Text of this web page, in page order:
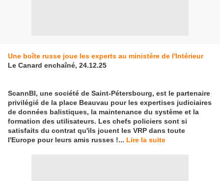
Une boîte russe joue les experts au ministère de l'Intérieur
Le Canard enchaîné, 24.12.25
ScannBI, une société de Saint-Pétersbourg, est le partenaire
privilégié de la place Beauvau pour les expertises judiciaires
de données balistiques, la maintenance du système et la
formation des utilisateurs. Les chefs policiers sont si
satisfaits du contrat qu'ils jouent les VRP dans toute
l'Europe pour leurs amis russes !... Lire la suite